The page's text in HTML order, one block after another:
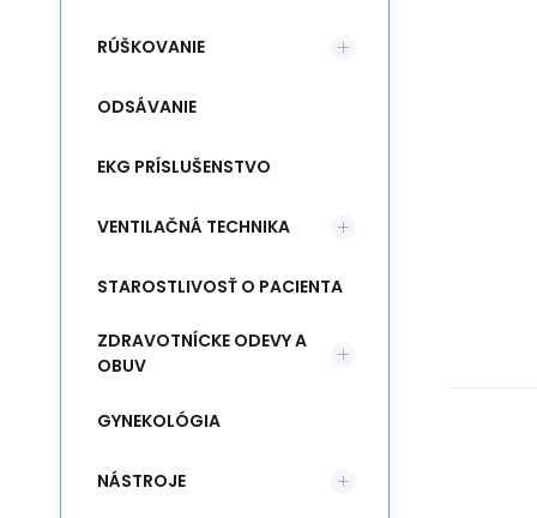
RÚŠKOVANIE
ODSÁVANIE
EKG PRÍSLUŠENSTVO
VENTILAČNÁ TECHNIKA
STAROSTLIVOSŤ O PACIENTA
ZDRAVOTNÍCKE ODEVY A
OBUV
GYNEKOLÓGIA
NÁSTROJE